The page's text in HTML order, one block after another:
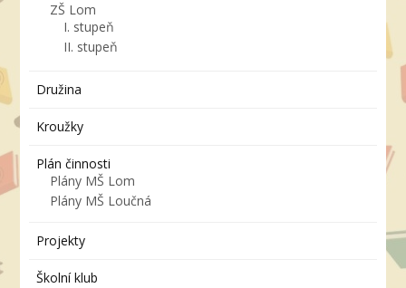
ZŠ Lom
I. stupeň
II. stupeň
Družina
Kroužky
Plán činnosti
Plány MŠ Lom
Plány MŠ Loučná
Projekty
Školní klub